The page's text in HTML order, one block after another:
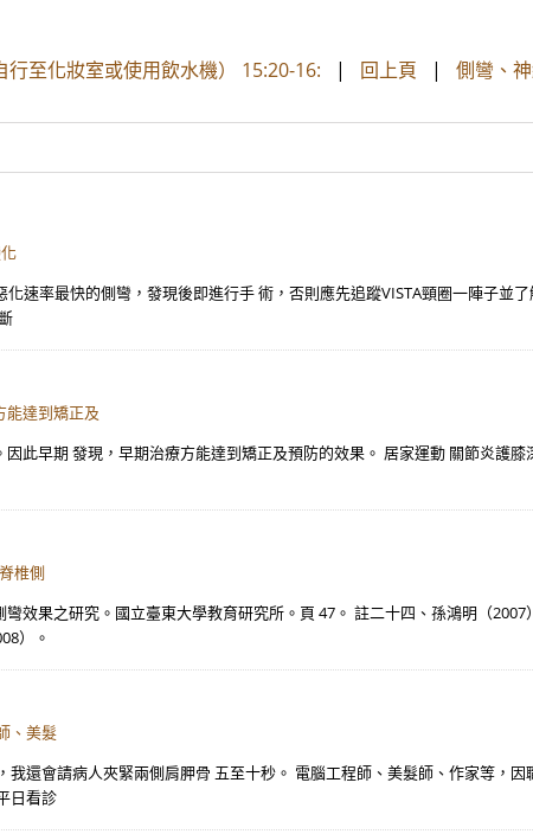
至化妝室或使用飲水機） 15:20-16: | 回上頁 | 側彎、
速率最快的側彎，發現後即進行手 術，否則應先追蹤VISTA頸圈一陣子並
能達到矯正及
此早期 發現，早期治療方能達到矯正及預防的效果。 居家運動 關節炎護
椎側
效果之研究。國立臺東大學教育研究所。頁 47。 註二十四、孫鴻明（
）。
、美髮
還會請病人夾緊兩側肩胛骨 五至十秒。 電腦工程師、美髮師、作家等，
日看診